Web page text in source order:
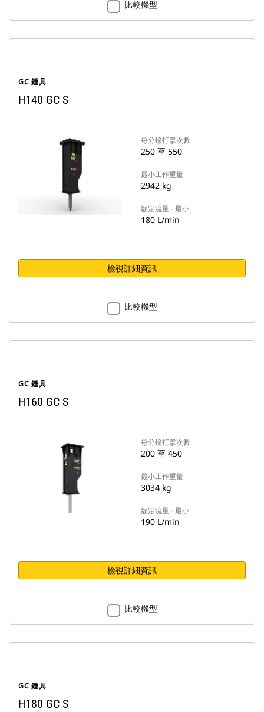
比較機型
GC 錘具
H140 GC S
每分鐘打擊次數
250 至 550
最小工作重量
2942 kg
額定流量 - 最小
180 L/min
檢視詳細資訊
比較機型
GC 錘具
H160 GC S
每分鐘打擊次數
200 至 450
最小工作重量
3034 kg
額定流量 - 最小
190 L/min
檢視詳細資訊
比較機型
GC 錘具
H180 GC S